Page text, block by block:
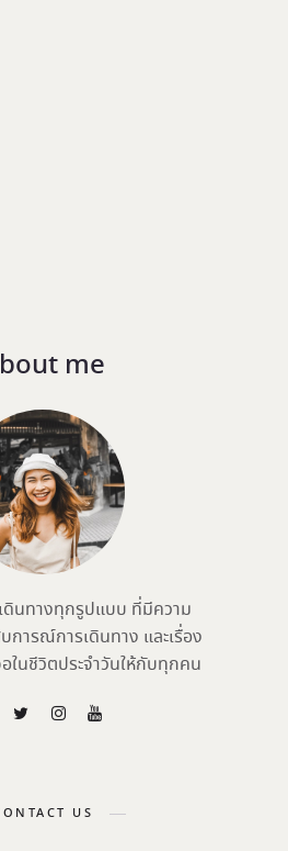
me
ดินทางทุกรูปแบบ ที่มีความ
การณ์การเดินทาง และเรื่อง
ในชีวิตประจำวันให้กับทุกคน
US